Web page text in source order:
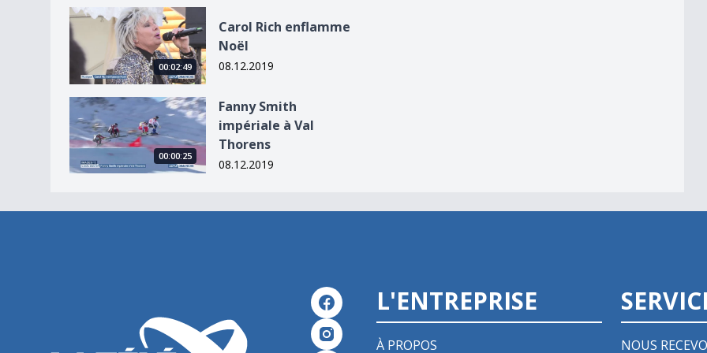
Carol Rich enflamme Noël
00:02:49
Carol Rich enflamme
Noël
08.12.2019
Fanny Smith impériale à Val Thorens
00:00:25
Fanny Smith
impériale à Val
Thorens
08.12.2019
L'ENTREPRISE
À PROPOS NOUS